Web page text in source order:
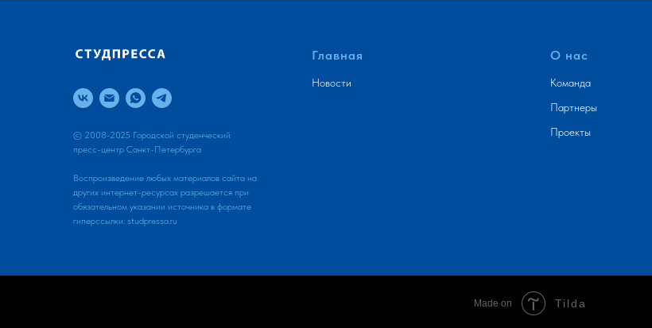
© 2008-2025 Городской студенческий
пресс-центр Санкт-Петербурга
Воспроизведение любых материалов сайта на
других интернет-ресурсах разрешается при
обязательном указании источника в формате
гиперссылки: studpressa.ru
Главная
Новости
О нас
Команда
Партнеры
Проекты
Made on Tilda